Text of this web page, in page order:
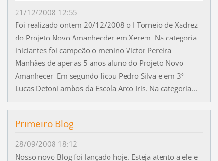
21/12/2008 12:55
Foi realizado ontem 20/12/2008 o I Torneio de Xadrez
do Projeto Novo Amanhecder em Xerem. Na categoria
iniciantes foi campeão o menino Victor Pereira
Manhães de apenas 5 anos aluno do Projeto Novo
Amanhecer. Em segundo ficou Pedro Silva e em 3º
Lucas Detoni ambos da Escola Arco Iris. Na categoria...
Primeiro Blog
28/09/2008 18:12
Nosso novo Blog foi lançado hoje. Esteja atento a ele e